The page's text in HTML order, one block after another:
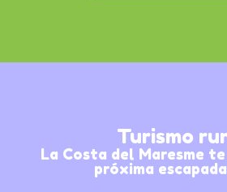
Turismo
La Costa del Maresme
próxima